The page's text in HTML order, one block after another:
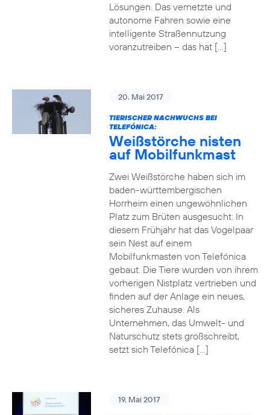
Lösungen. Das vernetzte und
autonome Fahren sowie eine
intelligente Straßennutzung
voranzutreiben – das hat […]
20. Mai 2017
TIERISCHER NACHWUCHS BEI
TELEFÓNICA:
Weißstörche nisten
auf Mobilfunkmast
Zwei Weißstörche haben sich im
baden-württembergischen
Horrheim einen ungewöhnlichen
Platz zum Brüten ausgesucht: In
diesem Frühjahr hat das Vogelpaar
sein Nest auf einem
Mobilfunkmasten von Telefónica
gebaut. Die Tiere wurden von ihrem
vorherigen Nistplatz vertrieben und
finden auf der Anlage ein neues,
sicheres Zuhause. Als
Unternehmen, das Umwelt- und
Naturschutz stets großschreibt,
setzt sich Telefónica […]
19. Mai 2017